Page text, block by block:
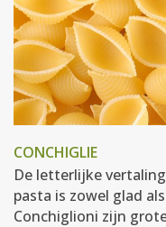
CONCHIGLIE
De letterlijke
pasta is zowel glad
Conchiglioni zijn